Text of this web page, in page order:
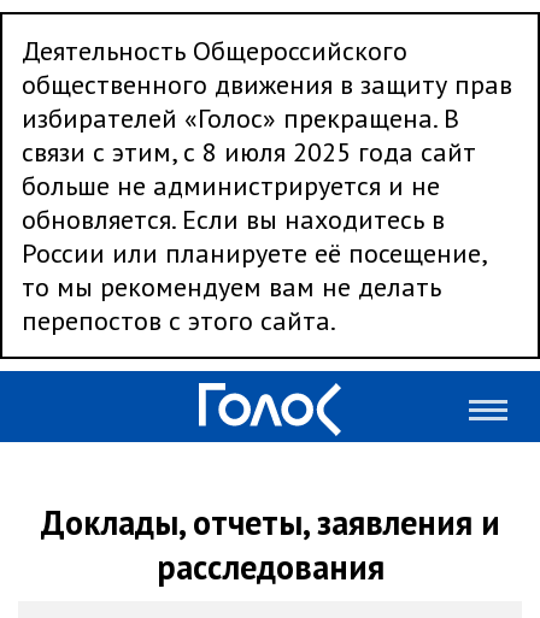
Деятельность Общероссийского
общественного движения в защиту прав
избирателей «Голос» прекращена. В
связи с этим, с 8 июля 2025 года сайт
больше не администрируется и не
обновляется. Если вы находитесь в
России или планируете её посещение,
то мы рекомендуем вам не делать
перепостов с этого сайта.
Доклады, отчеты, заявления и
расследования